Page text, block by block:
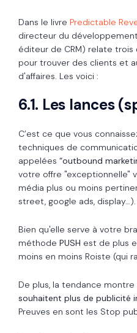
Dans le livre Predictable
directeur du
éditeur de CRM) relate trois
pour trouver des clients et
d'affaires. Les voici :
6.1. Les lances
C’est ce que vous
techniques de
appelées “outbound
votre offre "exceptionnelle"
média plus ou moins
street, google ads, display…).
Bien qu'elle serve à votre
méthode PUSH est de plus
moins en moins Roiste (qui
De plus, la tendance montre
souhaitent plus de publicité
Preuves en sont les Stop